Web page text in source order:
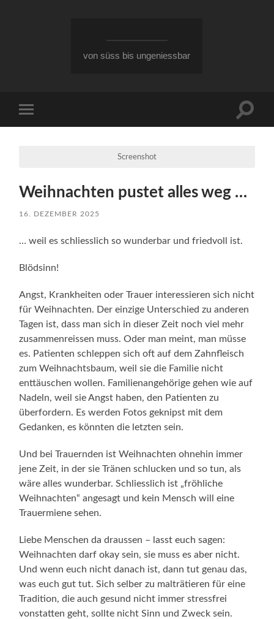
von süss bis ungeniessbar
Menü
Screenshot
Weihnachten pustet alles weg …
16. DEZEMBER 2025
… weil es schliesslich so wunderbar und friedvoll ist.
Blödsinn!
Angst, Krankheiten oder Trauer interessieren sich nicht
für Weihnachten. Der einzige Unterschied zu anderen
Tagen ist, dass man sich in dieser Zeit noch viel mehr
zusammenreissen muss. Oder man meint, man müsse
es. Patienten schleppen sich oft auf dem Zahnfleisch
zum Weihnachtsbaum, weil sie die Familie nicht
enttäuschen wollen. Familienangehörige gehen wie auf
Nadeln, weil sie Angst haben, den Patienten zu
überfordern. Es werden Fotos geknipst mit dem
Gedanken, es könnten die letzten sein.
Und bei Trauernden ist Weihnachten ohnehin immer
jene Zeit, in der sie Tränen schlucken und so tun, als
wäre alles wunderbar. Schliesslich ist „fröhliche
Weihnachten“ angesagt und kein Mensch will eine
Trauermiene sehen.
Liebe Menschen da draussen – lasst euch sagen:
Weihnachten darf okay sein, sie muss es aber nicht.
Und wenn euch nicht danach ist, dann tut genau das,
was euch gut tut. Sich selber zu malträtieren für eine
Tradition, die auch gesund nicht immer stressfrei
vonstatten geht, sollte nicht Sinn und Zweck sein.